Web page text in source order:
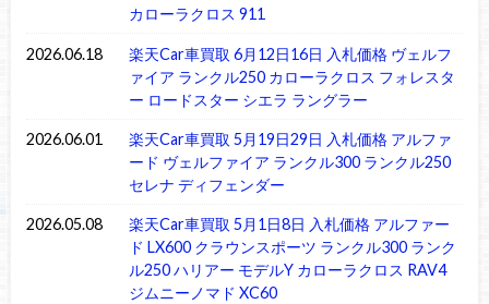
カローラクロス 911
2026.06.18
楽天Car車買取 6月12日16日 入札価格 ヴェルフ
ァイア ランクル250 カローラクロス フォレスタ
ー ロードスター シエラ ラングラー
2026.06.01
楽天Car車買取 5月19日29日 入札価格 アルファ
ード ヴェルファイア ランクル300 ランクル250
セレナ ディフェンダー
2026.05.08
楽天Car車買取 5月1日8日 入札価格 アルファー
ド LX600 クラウンスポーツ ランクル300 ランク
ル250 ハリアー モデルY カローラクロス RAV4
ジムニーノマド XC60